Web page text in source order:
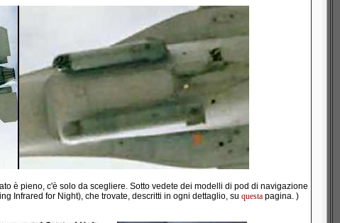
è pieno, c'è solo da scegliere. Sotto vedete dei modelli di pod di navigazione
Infrared for Night), che trovate, descritti in ogni dettaglio, su questa pagina. )